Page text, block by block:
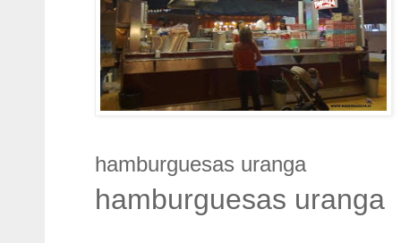
hamburguesas uranga
hamburguesas uranga